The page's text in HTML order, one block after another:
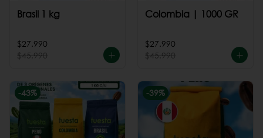
Brasil 1 kg
$27.990
$45.990
Colombia | 1000 GR
$27.990
$45.990
-43% -39%